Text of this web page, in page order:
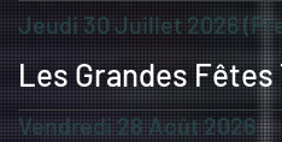
Jeudi 30 Juillet 2026
Les Grandes
Vendredi 28 Août 2026